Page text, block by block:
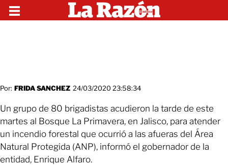
Por: FRIDA SANCHEZ 24/03/2020 23:58:34
Un grupo de 80 brigadistas acudieron la tarde de este
martes al Bosque La Primavera, en Jalisco, para atender
un incendio forestal que ocurrió a las afueras del Área
Natural Protegida (ANP), informó el gobernador de la
entidad, Enrique Alfaro.